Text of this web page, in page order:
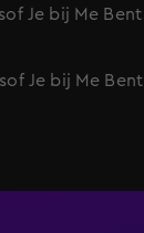
Je bij Me Bent
Je bij Me Bent